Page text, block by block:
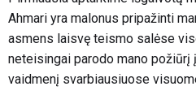
Ahmari yra malonus pripažinti
asmens laisvę teismo salėse
neteisingai parodo mano požiūrį
vaidmenį svarbiausiuose